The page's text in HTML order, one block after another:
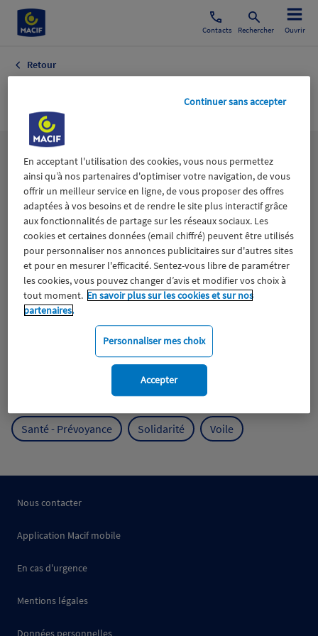
Contacts Rechercher Ouvrir
Retour
Lesthématiques
Aidants Catastrophes naturelles Climat
ESS
Expérience clients Fondation Macif Jeunesse
Mobilité
Protection de l'environnement
Protection des océans Prévention
Santé - Prévoyance Solidarité Voile
Nous contacter
Application Macif mobile
En cas d'urgence
Mentions légales
Données personnelles
En acceptant l'utilisation des cookies, vous nous permettez
ainsi qu’à nos partenaires d'optimiser votre navigation, de vous
offrir un meilleur service en ligne, de vous proposer des offres
adaptées à vos besoins et de rendre le site plus interactif grâce
aux fonctionnalités de partage sur les réseaux sociaux. Les
cookies et certaines données (email chiffré) peuvent être utilisés
pour personnaliser nos annonces publicitaires sur d'autres sites
et pour en mesurer l'efficacité. Sentez-vous libre de paramétrer
les cookies, vous pouvez changer d’avis et modifier vos choix à
tout moment. En savoir plus sur les cookies et sur nos
partenaires.
Personnaliser mes choix
Continuer sans accepter
Accepter